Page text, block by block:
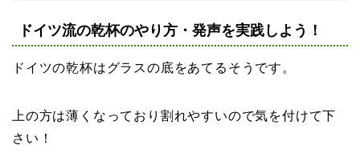
ドイツ流の乾杯のやり方・発声を実践しよう！
ドイツの乾杯はグラスの底をあてるそうです。
上の方は薄くなっており割れやすいので気を付けて下
さい！